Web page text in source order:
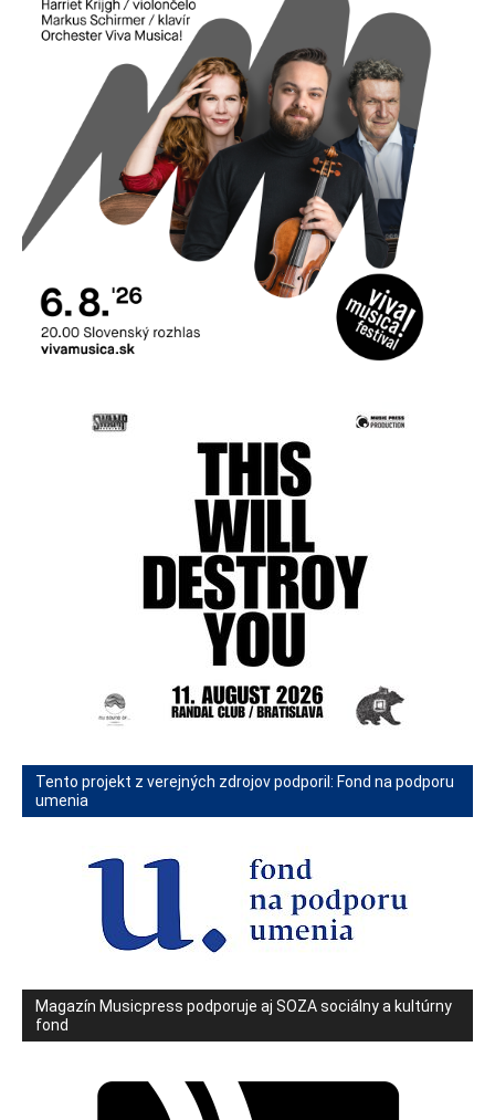
Tento projekt z verejných zdrojov podporil: Fond na podporu
umenia
Magazín Musicpress podporuje aj SOZA sociálny a kultúrny
fond